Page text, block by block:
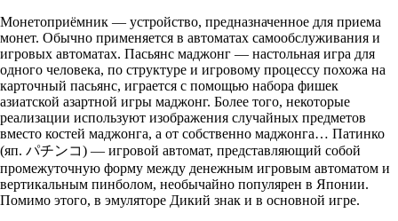
Монетоприёмник — устройство, предназначенное для приема
монет. Обычно применяется в автоматах самообслуживания и
игровых автоматах. Пасьянс маджонг — настольная игра для
одного человека, по структуре и игровому процессу похожа на
карточный пасьянс, играется с помощью набора фишек
азиатской азартной игры маджонг. Более того, некоторые
реализации используют изображения случайных предметов
вместо костей маджонга, а от собственно маджонга… Патинко
(яп. パチンコ) — игровой автомат, представляющий собой
промежуточную форму между денежным игровым автоматом и
вертикальным пинболом, необычайно популярен в Японии.
Помимо этого, в эмуляторе Дикий знак и в основной игре.